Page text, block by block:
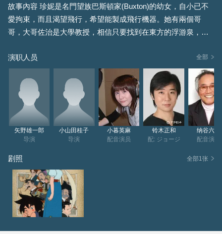
故事內容 珍妮是名門望族巴斯頓家(Buxton)的幼女，自小已不
愛拘束，而且渴望飛行，希望能製成飛行機器。她有兩個哥
哥，大哥佐治是大學教授，相信只要找到在東方的浮游泉，就
一直妒忌父親只寵愛佐治。 佐治終於等到機會出發東方，但不
久後竟傳來他的死訊，威廉亦失了蹤。幾年後的一天，珍妮竟
然收到一封懷疑是佐治寄來的信，信裡什麼也沒有，只有一塊
藍色的石。忽然，石化成晶體向上升，之後散開，變成藍色的
沙。珍妮為了找尋哥哥，決定和管家章伯倫一起到東方。 途
中，珍妮結識了布連，他當了珍妮的嚮導。在沙漠時，他們三
人因為被騙，幾乎死在沙漠，因為天空降下的箱子得以保命。
領的軍隊同行，原來他們的目的就是找尋浮游泉和佐治，珍妮
也因此掩飾了自己是他妹妹的...
演职人员 全部
矢野雄一郎
导演
小山田桂子
导演
小暮英麻
配音演员
铃木正和
配: ジョージ
纳谷六朗
配音演员
剧照 全部1张